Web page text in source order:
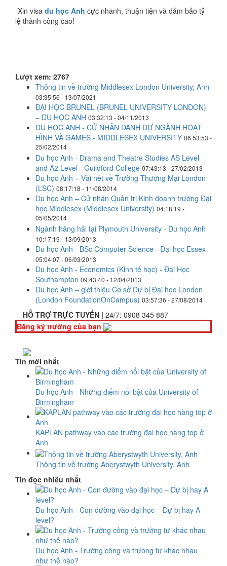
-Xin visa du học Anh cực nhanh, thuận tiện và đảm bảo tỷ
lệ thành công cao!
Lượt xem: 2767
Thông tin về trường Middlesex London University, Anh
03:35:56 - 13/07/2021
ĐẠI HỌC BRUNEL (BRUNEL UNIVERSITY LONDON)
– DU HỌC ANH 03:32:13 - 04/11/2013
DU HỌC ANH - CỬ NHÂN DANH DỰ NGÀNH HOẠT
HÌNH VÀ GAMES - MIDDLESEX UNIVERSITY 06:53:53 -
25/02/2014
Du học Anh - Drama and Theatre Studies AS Level
and A2 Level - Guildford College 07:43:13 - 27/02/2013
Du học Anh – Vài nét về Trường Thương Mại London
(LSC) 08:17:18 - 11/08/2014
Du học Anh – Cử nhân Quản trị Kinh doanh trường Đại
học Middlesex (Middlesex University) 04:18:19 -
05/05/2014
Ngành hàng hải tại Plymouth University - Du học Anh
10:17:19 - 13/09/2013
Du học Anh - BSc Computer Science - Đại học Essex
05:04:07 - 06/03/2013
Du học Anh - Economics (Kinh tế học) - Đại Học
Southampton 09:43:40 - 12/04/2013
Du học Anh – giới thiệu Cơ sở Dự bị Đại học London
(London FoundationOnCampus) 03:57:36 - 27/08/2014
HỖ TRỢ TRỰC TUYẾN | 24/7: 0908 345 887
Đăng ký trường của bạn
Tin mới nhất
Du học Anh - Những diểm nổi bật của University of
Birmingham
KAPLAN pathway vào các trường đại học hàng top ở
Anh
Thông tin về trường Aberystwyth University, Anh
Tin đọc nhiều nhất
Du học Anh - Con đường vào đại học – Dự bị hay A
level?
Du học Anh - Trường công và trường tư khác nhau
như thế nào?